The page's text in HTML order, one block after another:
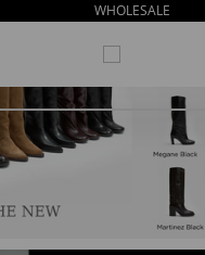
WHOLESALE